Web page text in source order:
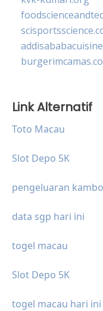
Link Alternatif
Toto Macau
Slot Depo 5K
pengeluaran
data sgp hari ini
togel macau
Slot Depo 5K
togel macau hari ini